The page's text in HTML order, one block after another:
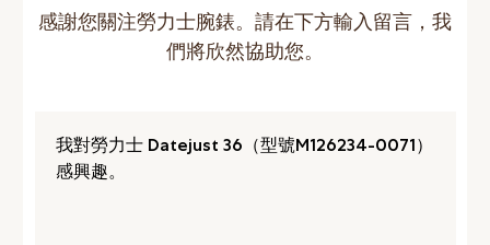
感謝您關注勞力士腕錶。請在下方輸入留言，我
們將欣然協助您。